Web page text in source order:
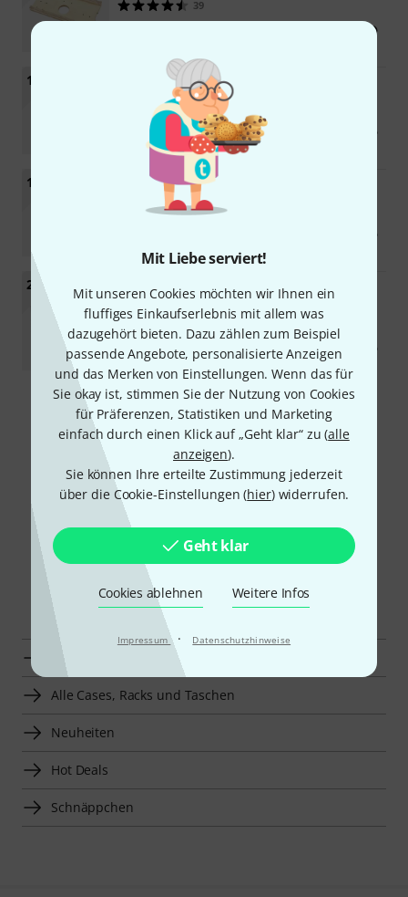
Mit Liebe serviert!
Mit unseren Cookies möchten wir Ihnen ein
fluffiges Einkaufserlebnis mit allem was
dazugehört bieten. Dazu zählen zum Beispiel
passende Angebote, personalisierte Anzeigen
und das Merken von Einstellungen. Wenn das für
Sie okay ist, stimmen Sie der Nutzung von Cookies
für Präferenzen, Statistiken und Marketing
einfach durch einen Klick auf „Geht klar“ zu (alle
anzeigen).
Sie können Ihre erteilte Zustimmung jederzeit
über die Cookie-Einstellungen (hier) widerrufen.
Geht klar
Cookies ablehnen Weitere Infos
Impressum · Datenschutzhinweise
39
18
Rack 6U Double Door Profi
129
139 €
19
Flyht ProRack 10U Live 45 Wheels
67
20 Roto-Molded 6U Shallow Rack
319 €
UVP: 390,32 €
-18%
* Alle Preise inkl. MwSt. zzgl. Versandkosten
. Ab 29 € versenden
wir versandkostenfrei. Angebote solange der Vorrat reicht. Für
Druckfehler und Irrtümer wird keine Haftung übernommen. Die
Rechnung wird in EUR ausgestellt.
Mehr entdecken
Alle Cases, Racks und Taschen
Neuheiten
Hot Deals
Schnäppchen